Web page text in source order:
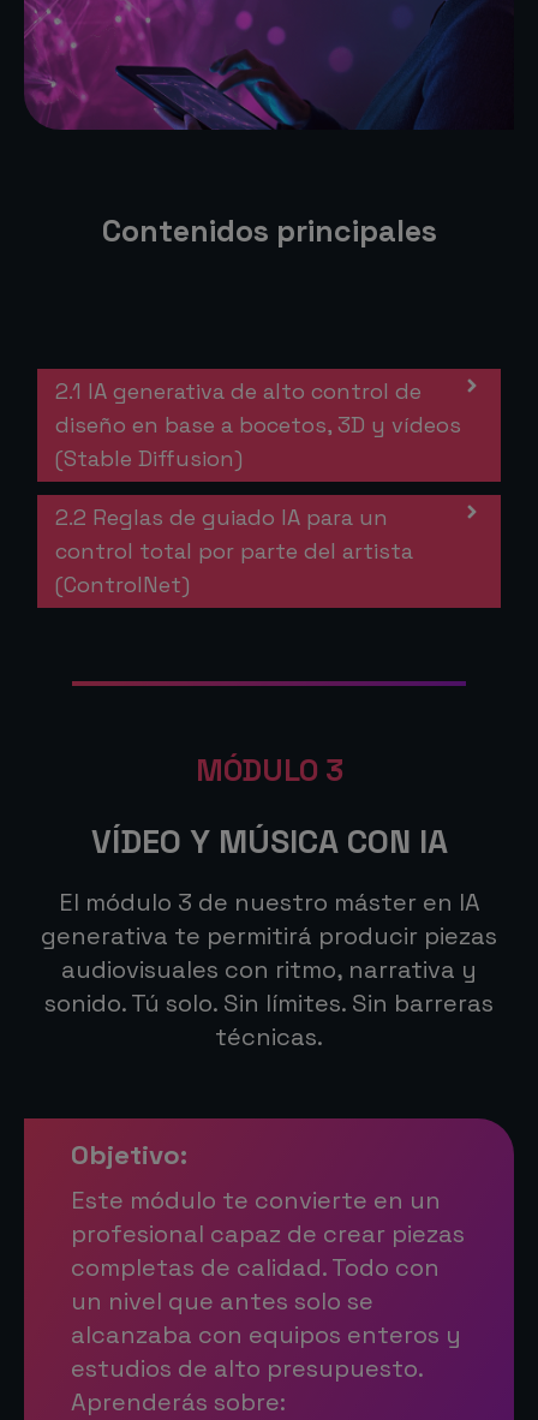
Contenidos principales
2.1 IA generativa de alto control de
diseño en base a bocetos, 3D y vídeos
(Stable Diffusion)
2.2 Reglas de guiado IA para un
control total por parte del artista
(ControlNet)
MÓDULO 3
VÍDEO Y MÚSICA CON IA
El módulo 3 de nuestro máster en IA
generativa te permitirá producir piezas
audiovisuales con ritmo, narrativa y
sonido. Tú solo. Sin límites. Sin barreras
técnicas.
Objetivo:
Este módulo te convierte en un
profesional capaz de crear piezas
completas de calidad. Todo con
un nivel que antes solo se
alcanzaba con equipos enteros y
estudios de alto presupuesto.
Aprenderás sobre: